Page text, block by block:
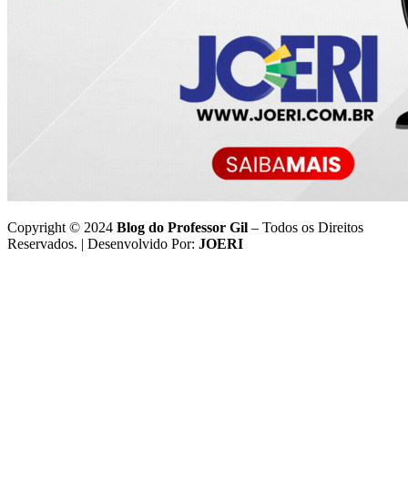
Copyright © 2024 Blog do Professor Gil – Todos os Direitos
Reservados. | Desenvolvido Por: JOERI